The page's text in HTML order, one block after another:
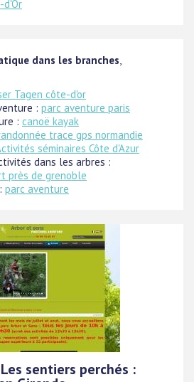
d'Or
dans les branches,
Tagen côte-d'or
: parc aventure paris
: canoë kayak
trace gps normandie
séminaires Côte d'Azur
dans les arbres :
près de grenoble
parc aventure
sentiers perchés :